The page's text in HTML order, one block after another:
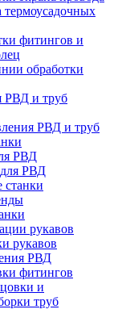
термоусадочных
фитингов и
обработки
РВД и труб
РВД и труб
РВД
РВД
станки
рукавов
рукавов
РВД
фитингов
и
труб